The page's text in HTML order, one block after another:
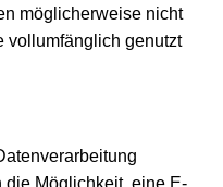
möglicherweise nicht
vollumfänglich genutzt